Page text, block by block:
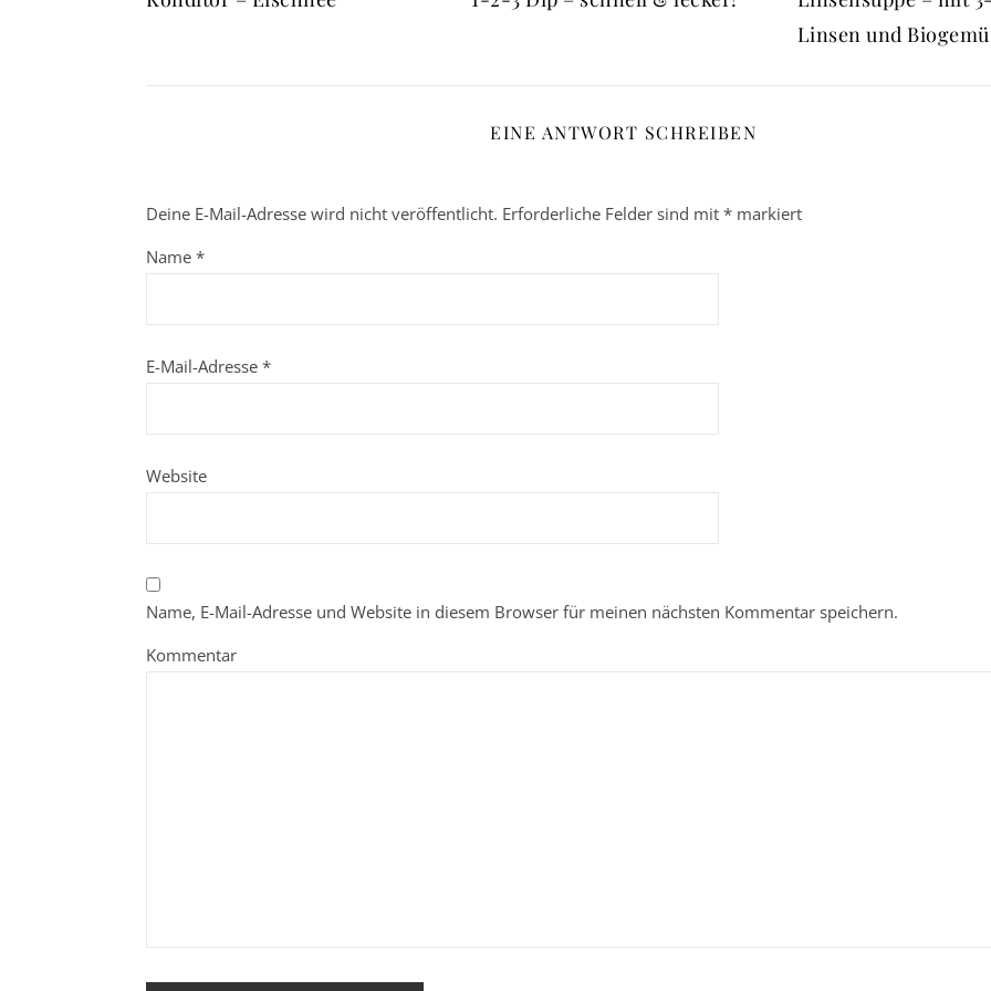
Linsen und
EINE ANTWORT SCHREIBEN
Deine E-Mail-Adresse wird nicht veröffentlicht. Erforderliche Felder sind mit * markiert
Name *
E-Mail-Adresse *
Website
Name, E-Mail-Adresse und Website in diesem Browser für meinen nächsten Kommentar speichern.
Kommentar